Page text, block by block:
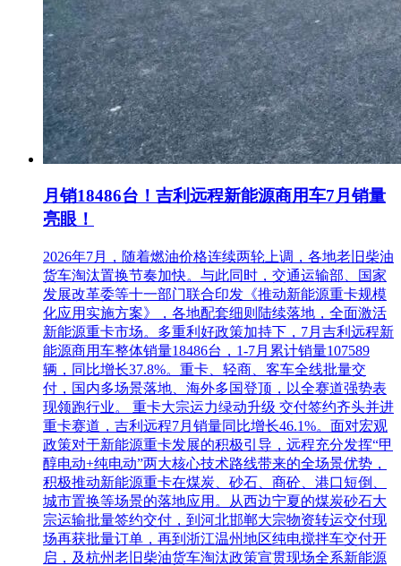
月销18486台！吉利远程新能源商用车7月销量
亮眼！
2026年7月，随着燃油价格连续两轮上调，各地老旧柴油
货车淘汰置换节奏加快。与此同时，交通运输部、国家
发展改革委等十一部门联合印发《推动新能源重卡规模
化应用实施方案》，各地配套细则陆续落地，全面激活
新能源重卡市场。多重利好政策加持下，7月吉利远程新
能源商用车整体销量18486台，1-7月累计销量107589
辆，同比增长37.8%。重卡、轻商、客车全线批量交
付，国内多场景落地、海外多国登顶，以全赛道强势表
现领跑行业。 重卡大宗运力绿动升级 交付签约齐头并进
重卡赛道，吉利远程7月销量同比增长46.1%。面对宏观
政策对于新能源重卡发展的积极引导，远程充分发挥“甲
醇电动+纯电动”两大核心技术路线带来的全场景优势，
积极推动新能源重卡在煤炭、砂石、商砼、港口短倒、
城市置换等场景的落地应用。从西边宁夏的煤炭砂石大
宗运输批量签约交付，到河北邯郸大宗物资转运交付现
场再获批量订单，再到浙江温州地区纯电搅拌车交付开
启，及杭州老旧柴油货车淘汰政策宣贯现场全系新能源